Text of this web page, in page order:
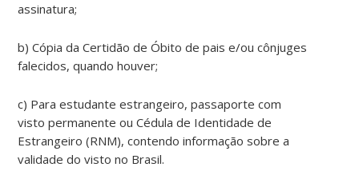
assinatura;
b) Cópia da Certidão de Óbito de pais e/ou cônjuges
falecidos, quando houver;
c) Para estudante estrangeiro, passaporte com
visto permanente ou Cédula de Identidade de
Estrangeiro (RNM), contendo informação sobre a
validade do visto no Brasil.